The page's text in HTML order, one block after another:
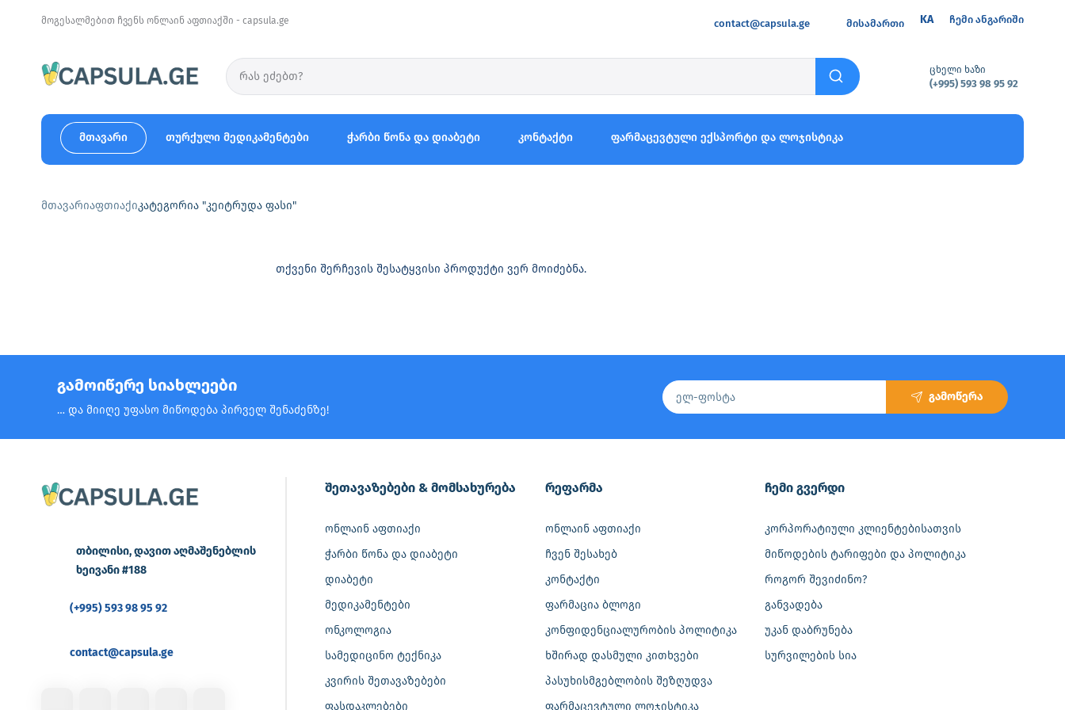
მოგესალმებით ჩვენს ონლაინ აფთიაქში - capsula.ge ჩემი ანგარიში
KA
მისამართი
contact@capsula.ge
ცხელი ხაზი
(+995) 593 98 95 92
მთავარი თურქული მედიკამენტები ჭარბი წონა და დიაბეტი კონტაქტი ფარმაცევტული ექსპორტი და ლოჯისტიკა
მთავარიაფთიაქიკატეგორია "კეიტრუდა ფასი"
თქვენი შერჩევის შესატყვისი პროდუქტი ვერ მოიძებნა.
გამოიწერე სიახლეები
… და მიიღე უფასო მიწოდება პირველ შენაძენზე!
გამოწერა
თბილისი, დავით აღმაშენებლის
ხეივანი #188
(+995) 593 98 95 92
contact@capsula.ge
შეთავაზებები & მომსახურება
ონლაინ აფთიაქი
ჭარბი წონა და დიაბეტი
დიაბეტი
მედიკამენტები
ონკოლოგია
სამედიცინო ტექნიკა
კვირის შეთავაზებები
ფასდაკლებები
რეფარმა
ონლაინ აფთიაქი
ჩვენ შესახებ
კონტაქტი
ფარმაცია ბლოგი
კონფიდენციალურობის პოლიტიკა
ხშირად დასმული კითხვები
პასუხისმგებლობის შეზღუდვა
ფარმაცევტული ლოჯისტიკა
‎ჩემი გვერდი
კორპორატიული კლიენტებისათვის
მიწოდების ტარიფები და პოლიტიკა
როგორ შევიძინო?
განვადება
უკან დაბრუნება
სურვილების სია